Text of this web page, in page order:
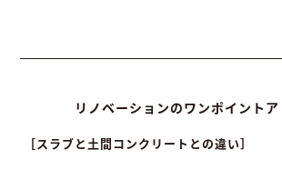
リノベーションのワンポイントア
［スラブと土間コンクリートとの違い］